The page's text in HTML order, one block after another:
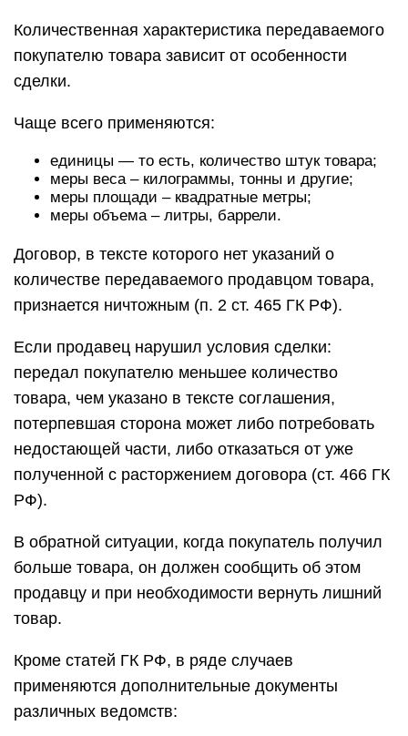
Количественная характеристика передаваемого
покупателю товара зависит от особенности
сделки.
Чаще всего применяются:
единицы — то есть, количество штук товара;
меры веса – килограммы, тонны и другие;
меры площади – квадратные метры;
меры объема – литры, баррели.
Договор, в тексте которого нет указаний о
количестве передаваемого продавцом товара,
признается ничтожным (п. 2 ст. 465 ГК РФ).
Если продавец нарушил условия сделки:
передал покупателю меньшее количество
товара, чем указано в тексте соглашения,
потерпевшая сторона может либо потребовать
недостающей части, либо отказаться от уже
полученной с расторжением договора (ст. 466 ГК
РФ).
В обратной ситуации, когда покупатель получил
больше товара, он должен сообщить об этом
продавцу и при необходимости вернуть лишний
товар.
Кроме статей ГК РФ, в ряде случаев
применяются дополнительные документы
различных ведомств: